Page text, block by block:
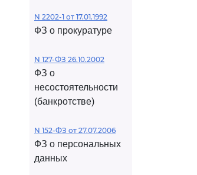
N 2202-1 от 17.01.1992
ФЗ о прокуратуре
N 127-ФЗ 26.10.2002
ФЗ о
несостоятельности
(банкротстве)
N 152-ФЗ от 27.07.2006
ФЗ о персональных
данных